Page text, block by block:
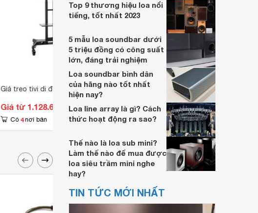
Giá treo tivi di động NB-CA55
Giá từ 1.128.600 đ
Có 4 nơi bán
Tủ Rack treo tường TMC Rack
Giá từ 1.320.000 đ
Có 13 nơi bán
Top 9 thương hiệu loa nổi
tiếng, tốt nhất 2023
5 mẫu loa soundbar dưới
5 triệu đồng có công suất
lớn, đáng trải nghiệm
Loa soundbar bình dân
của hãng nào tốt nhất
hiện nay?
Loa line array là gì? Cách
thức hoạt động ra sao?
Thế nào là loa sub mini?
Làm thế nào để mua được
loa siêu trầm mini nghe
hay?
TIN TỨC MỚI NHẤT